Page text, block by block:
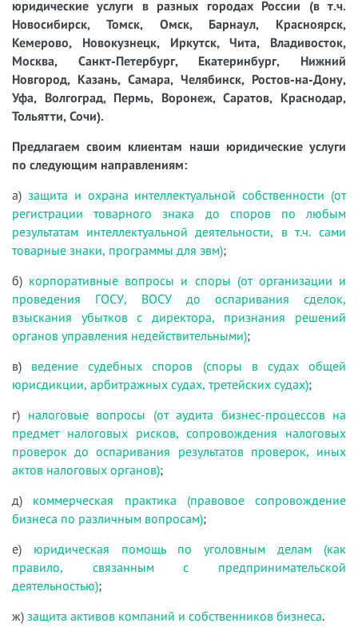
юридические услуги в разных городах России (в т.ч.
Новосибирск, Томск, Омск, Барнаул, Красноярск,
Кемерово, Новокузнецк, Иркутск, Чита, Владивосток,
Москва, Санкт-Петербург, Екатеринбург, Нижний
Новгород, Казань, Самара, Челябинск, Ростов-на-Дону,
Уфа, Волгоград, Пермь, Воронеж, Саратов, Краснодар,
Тольятти, Сочи).
Предлагаем своим клиентам наши юридические услуги
по следующим направлениям:
а) защита и охрана интеллектуальной собственности (от
регистрации товарного знака до споров по любым
результатам интеллектуальной деятельности, в т.ч. сами
товарные знаки, программы для эвм);
б) корпоративные вопросы и споры (от организации и
проведения ГОСУ, ВОСУ до оспаривания сделок,
взыскания убытков с директора, признания решений
органов управления недействительными);
в) ведение судебных споров (споры в судах общей
юрисдикции, арбитражных судах, третейских судах);
г) налоговые вопросы (от аудита бизнес-процессов на
предмет налоговых рисков, сопровождения налоговых
проверок до оспаривания результатов проверок, иных
актов налоговых органов);
д) коммерческая практика (правовое сопровождение
бизнеса по различным вопросам);
е) юридическая помощь по уголовным делам (как
правило, связанным с предпринимательской
деятельностью);
ж) защита активов компаний и собственников бизнеса.